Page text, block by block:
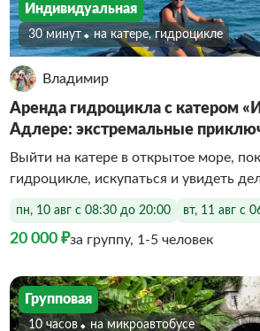
Индивидуальная
30 минут На катере, гидроцикле
Владимир
Аренда гидроцикла с катером
Адлере: экстремальные
Выйти на катере в открытое море,
гидроцикле, искупаться и увидеть
пн, 10 авг с 08:30 до 20:00 вт, 11 авг с
20 000 ₽за группу, 1-5 человек
Групповая
10 часов На микроавтобусе